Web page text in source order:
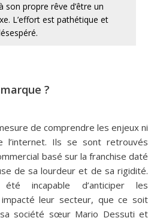
son propre rêve d’être un
L’effort est pathétique et
?
de comprendre les enjeux ni
l’internet. Ils se sont retrouvés
basé sur la franchise daté
de sa lourdeur et de sa rigidité.
incapable d’anticiper les
leur secteur, que ce soit
société sœur Mario Dessuti et